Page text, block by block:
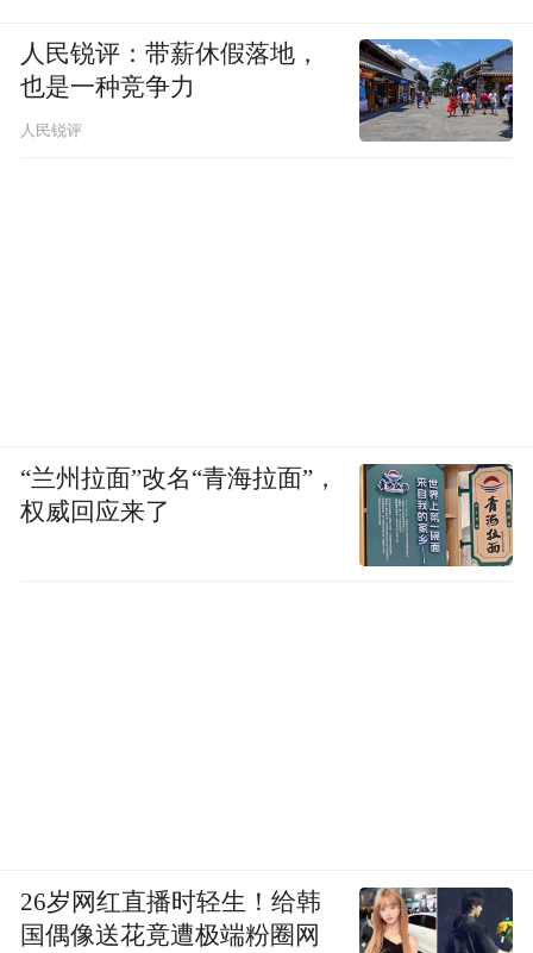
人民锐评：带薪休假落地，
也是一种竞争力
人民锐评
“兰州拉面”改名“青海拉面”，
权威回应来了
26岁网红直播时轻生！给韩
国偶像送花竟遭极端粉圈网